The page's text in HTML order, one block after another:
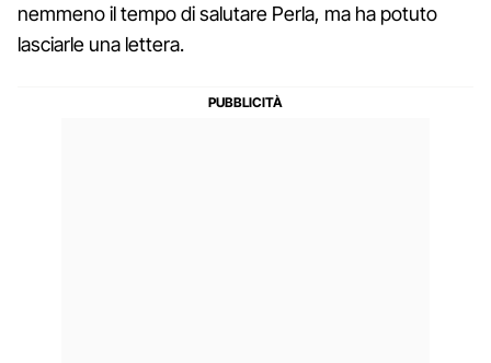
nemmeno il tempo di salutare Perla, ma ha potuto
lasciarle una lettera.